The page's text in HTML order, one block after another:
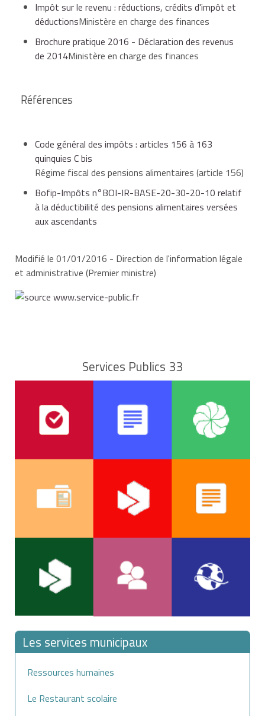
Impôt sur le revenu : réductions, crédits d'impôt et
déductionsMinistère en charge des finances
Brochure pratique 2016 - Déclaration des revenus
de 2014Ministère en charge des finances
Références
Code général des impôts : articles 156 à 163
quinquies C bis
Régime fiscal des pensions alimentaires (article 156)
Bofip-Impôts n°BOI-IR-BASE-20-30-20-10 relatif
à la déductibilité des pensions alimentaires versées
aux ascendants
Modifié le 01/01/2016 - Direction de l'information légale
et administrative (Premier ministre)
Services Publics 33
Les services municipaux
Ressources humaines
Le Restaurant scolaire